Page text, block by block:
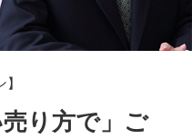
売り方で」ご